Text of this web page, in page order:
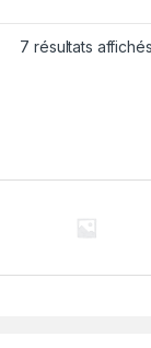
7 résultats affichés